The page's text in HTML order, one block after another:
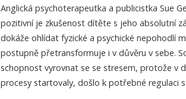
Anglická psychoterapeutka a publicistka Sue
pozitivní je zkušenost dítěte s jeho absolutní
dokáže ohlídat fyzické a psychické nepohodlí
postupně přetransformuje i v důvěru v sebe.
schopnost vyrovnat se se stresem, protože v
procesy startovaly, došlo k potřebné regulaci